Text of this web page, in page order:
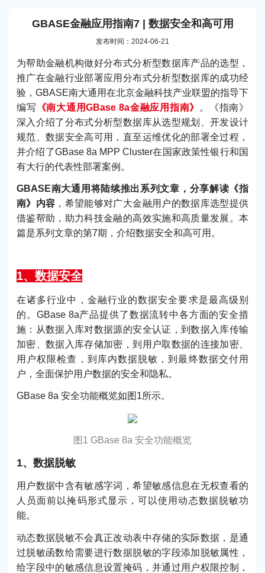
GBASE金融应用指南7 | 数据安全和高可用
发布时间：2024-06-21
为帮助金融机构做好分布式分析型数据库产品的选型，
推广在金融行业部署应用分布式分析型数据库的成功经
验，GBASE南大通用在北京金融科技产业联盟的指导下
编写 《南大通用GBase 8a金融应用指南》
。《指南》
深入介绍了分布式分析型数据库从选型规划、开发设计
规范、数据安全高可用，直至运维优化的部署全过程，
并介绍了GBase 8a MPP Cluster在国家政策性银行和国
有大行的代表性部署案例。
GBASE南大通用将陆续推出系列文章，分享解读《指
南》内容 ，希望能够对广大金融用户的数据库选型提供
借鉴帮助，助力科技金融的高效实施和高质量发展。本
篇是系列文章的第7期，介绍数据安全和高可用。
1、数据安全
在诸多行业中，金融行业的数据安全要求是最高级别
的。GBase 8a产品提供了数据流转中各方面的安全措
施：从数据入库对数据源的安全认证，到数据入库传输
加密、数据入库存储加密，到用户取数据的连接加密、
用户权限检查，到库内数据脱敏，到最终数据交付用
户，全面保护用户数据的安全和隐私。
GBase 8a 安全功能概览如图1所示。
图1 GBase 8a 安全功能概览
1、数据脱敏
用户数据中含有敏感字词，希望敏感信息在无权查看的
人员面前以掩码形式显示，可以使用动态数据脱敏功
能。
动态数据脱敏不会真正改动表中存储的实际数据，是通
过脱敏函数给需要进行数据脱敏的字段添加脱敏属性，
给字段中的敏感信息设置掩码，并通过用户权限控制，